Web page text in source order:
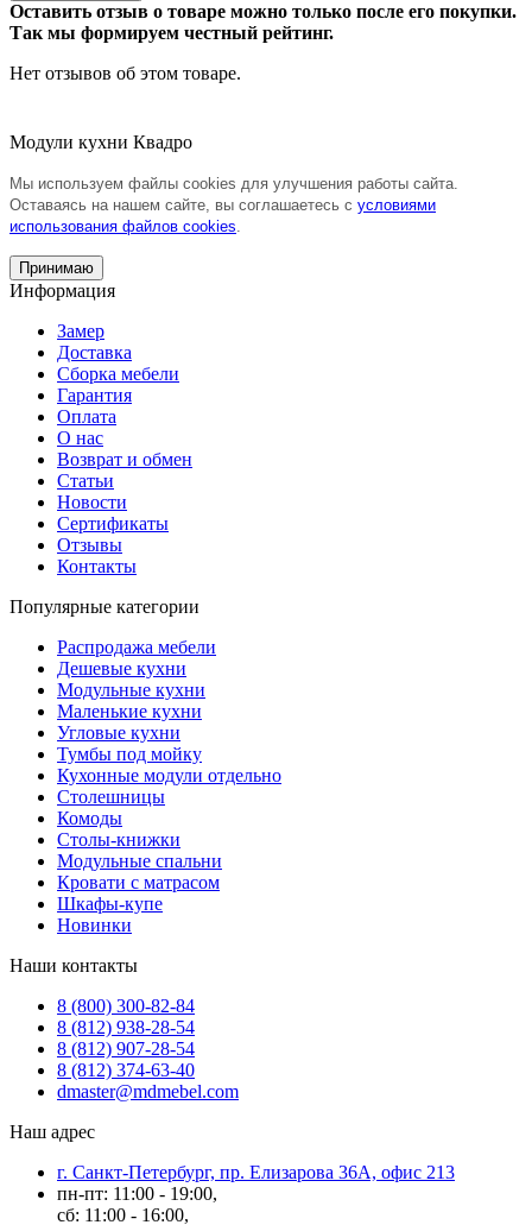
Оставить отзыв о товаре можно только после его покупки.
Так мы формируем честный рейтинг.
Нет отзывов об этом товаре.
Модули кухни Квадро
Мы используем файлы cookies для улучшения работы сайта.
Оставаясь на нашем сайте, вы соглашаетесь с условиями
использования файлов cookies.
Принимаю
Информация
Замер
Доставка
Сборка мебели
Гарантия
Оплата
О нас
Возврат и обмен
Статьи
Новости
Сертификаты
Отзывы
Контакты
Популярные категории
Распродажа мебели
Дешевые кухни
Модульные кухни
Маленькие кухни
Угловые кухни
Тумбы под мойку
Кухонные модули отдельно
Столешницы
Комоды
Столы-книжки
Модульные спальни
Кровати с матрасом
Шкафы-купе
Новинки
Наши контакты
8 (800) 300-82-84
8 (812) 938-28-54
8 (812) 907-28-54
8 (812) 374-63-40
dmaster@mdmebel.com
Наш адрес
г. Санкт-Петербург, пр. Елизарова 36А, офис 213
пн-пт: 11:00 - 19:00,
сб: 11:00 - 16:00,